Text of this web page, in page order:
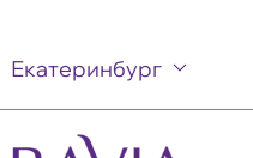
Екатеринбург